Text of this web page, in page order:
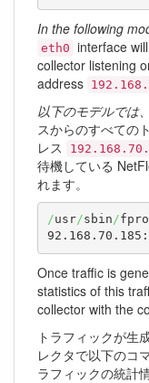
In the following
eth0 interface
collector listening
address
以下のモデルでは、
スからのすべての
レス
待機している
れます。
/usr/sbin/
92.168.70.185:
Once traffic is
statistics of this
collector with the
トラフィックが生
レクタで以下のコ
ラフィックの統計